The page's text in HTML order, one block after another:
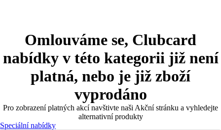
Omlouváme se, Clubcard
nabídky v této kategorii již není
platná, nebo je již zboží
vyprodáno
Pro zobrazení platných akcí navštivte naši Akční stránku a vyhledejte
alternativní produkty
Speciální nabídky